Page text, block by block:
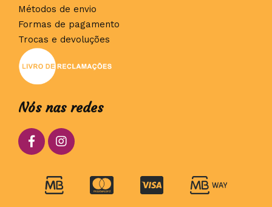
Métodos de envio
Formas de pagamento
Trocas e devoluções
Nós nas redes